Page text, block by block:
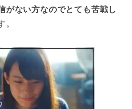
がない方なのでとても苦戦し
。